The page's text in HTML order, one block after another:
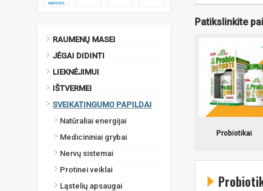
RAUMENŲ MASEI
JĖGAI DIDINTI
LIEKNĖJIMUI
IŠTVERMEI
SVEIKATINGUMO PAPILDAI
Natūraliai energijai
Medicininiai grybai
Nervų sistemai
Protinei veiklai
Ląstelių apsaugai
Patikslinkite
Probiotikai